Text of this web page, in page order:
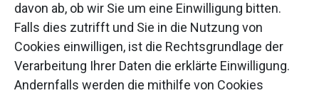
davon ab, ob wir Sie um eine Einwilligung bitten.
Falls dies zutrifft und Sie in die Nutzung von
Cookies einwilligen, ist die Rechtsgrundlage der
Verarbeitung Ihrer Daten die erklärte Einwilligung.
Andernfalls werden die mithilfe von Cookies